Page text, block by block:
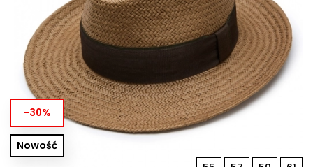
-30%
Nowość